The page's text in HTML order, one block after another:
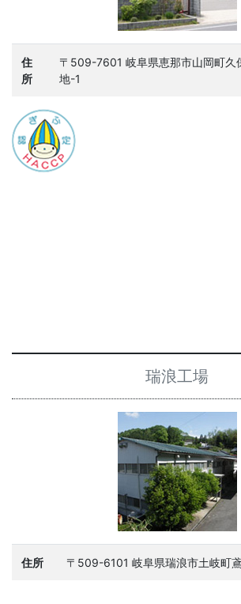
住
所
〒509-7601 岐阜県恵那市山岡町久
地-1
瑞浪工場
住所 〒509-6101 岐阜県瑞浪市土岐町